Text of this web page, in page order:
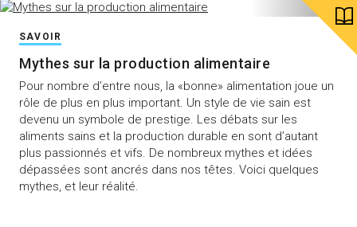
SAVOIR
Mythes sur la production alimentaire
Pour nombre d’entre nous, la «bonne» alimentation joue un
rôle de plus en plus important. Un style de vie sain est
devenu un symbole de prestige. Les débats sur les
aliments sains et la production durable en sont d’autant
plus passionnés et vifs. De nombreux mythes et idées
dépassées sont ancrés dans nos têtes. Voici quelques
mythes, et leur réalité.